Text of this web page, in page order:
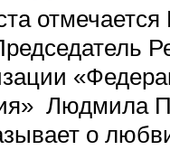
Людмила
о